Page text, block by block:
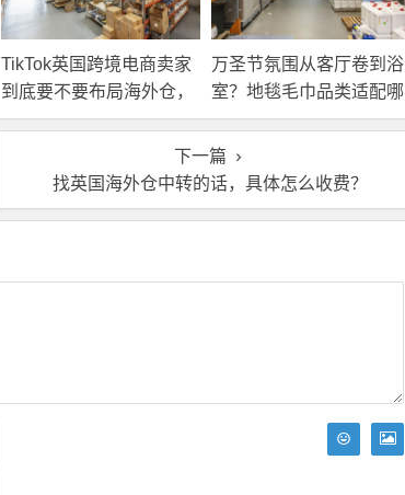
TikTok英国跨境电商卖家
到底要不要布局海外仓，
海外仓优势分析！
万圣节氛围从客厅卷到浴
室？地毯毛巾品类适配哪
些海外仓服务？
下一篇
找英国海外仓中转的话，具体怎么收费？